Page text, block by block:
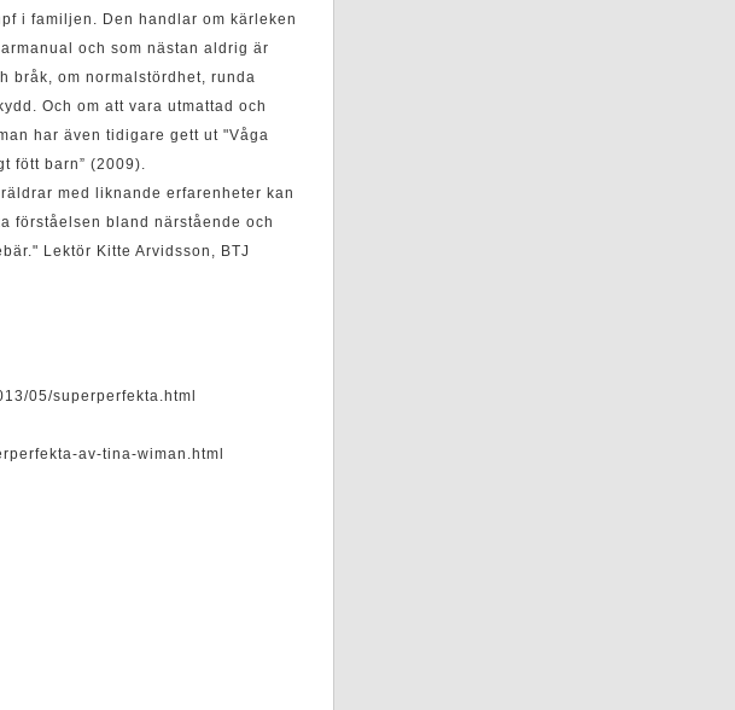
i familjen. Den handlar om kärleken
och som nästan aldrig är
bråk, om normalstördhet, runda
Och om att vara utmattad och
har även tidigare gett ut "Våga
fött barn” (2009).
med liknande erfarenheter kan
förståelsen bland närstående och
Lektör Kitte Arvidsson, BTJ
05/superperfekta.html
av-tina-wiman.html